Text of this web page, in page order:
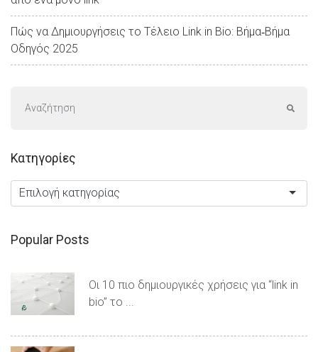
Πώς να Δημιουργήσεις το Τέλειο Link in Bio: Βήμα‑Βήμα
Οδηγός 2025
Kατηγορίες
Επιλογή κατηγορίας
Popular Posts
Οι 10 πιο δημιουργικές χρήσεις για “link in
bio” το ...